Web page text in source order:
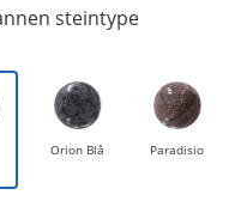
steintype
Orion Blå Paradisio